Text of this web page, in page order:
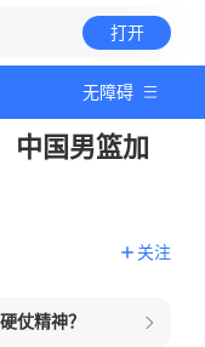
打开
无障碍
中国男篮加
关注
仗精神？